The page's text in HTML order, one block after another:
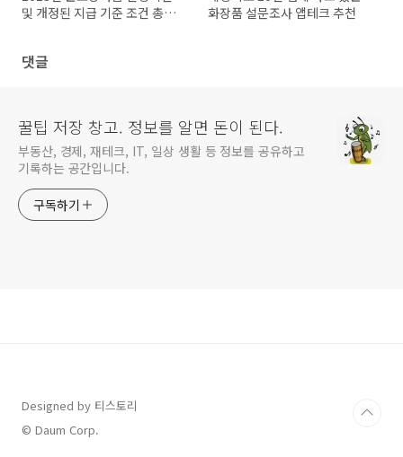
및 개정된 지급 기준 조건 총정
화장품 설문조사 앱테크 추천
댓글
꿀팁 저장 창고. 정보를 알면 돈이 된다.
부동산, 경제, 재테크, IT, 일상 생활 등 정보를 공유하고
기록하는 공간입니다.
구독하기
Designed by 티스토리
© Daum Corp.